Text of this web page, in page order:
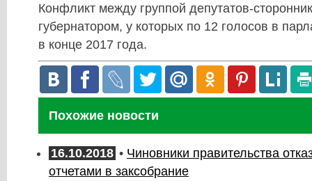
Конфликт между группой депутатов-
губернатором, у которых по 12 голосов в
в конце 2017 года.
Похожие новости
16.10.2018 • Чиновники правительства
отчетами в заксобрание